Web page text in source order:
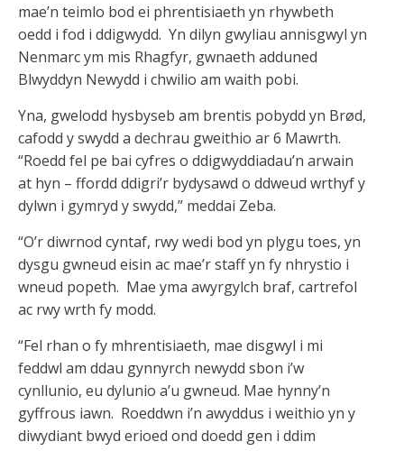
mae’n teimlo bod ei phrentisiaeth yn rhywbeth
oedd i fod i ddigwydd. Yn dilyn gwyliau annisgwyl yn
Nenmarc ym mis Rhagfyr, gwnaeth adduned
Blwyddyn Newydd i chwilio am waith pobi.
Yna, gwelodd hysbyseb am brentis pobydd yn Brød,
cafodd y swydd a dechrau gweithio ar 6 Mawrth.
“Roedd fel pe bai cyfres o ddigwyddiadau’n arwain
at hyn – ffordd ddigri’r bydysawd o ddweud wrthyf y
dylwn i gymryd y swydd,” meddai Zeba.
“O’r diwrnod cyntaf, rwy wedi bod yn plygu toes, yn
dysgu gwneud eisin ac mae’r staff yn fy nhrystio i
wneud popeth. Mae yma awyrgylch braf, cartrefol
ac rwy wrth fy modd.
“Fel rhan o fy mhrentisiaeth, mae disgwyl i mi
feddwl am ddau gynnyrch newydd sbon i’w
cynllunio, eu dylunio a’u gwneud. Mae hynny’n
gyffrous iawn. Roeddwn i’n awyddus i weithio yn y
diwydiant bwyd erioed ond doedd gen i ddim